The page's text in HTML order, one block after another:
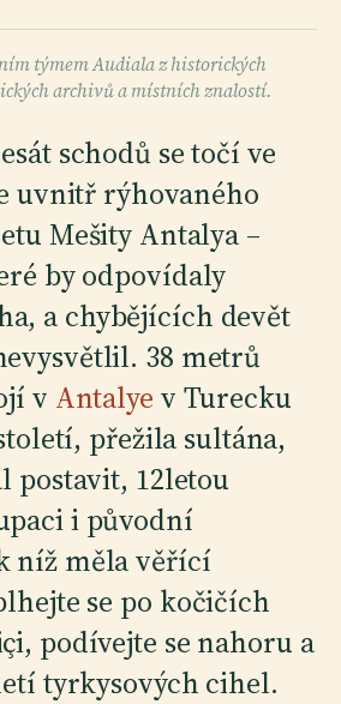
týmem Audiala z historických
archivů a místních znalostí.
schodů se točí ve
uvnitř rýhovaného
Mešity Antalya –
by odpovídaly
a chybějících devět
38 metrů
v Antalye v Turecku
přežila sultána,
postavit, 12letou
i původní
níž měla věřící
se po kočičích
podívejte se nahoru a
tyrkysových cihel.